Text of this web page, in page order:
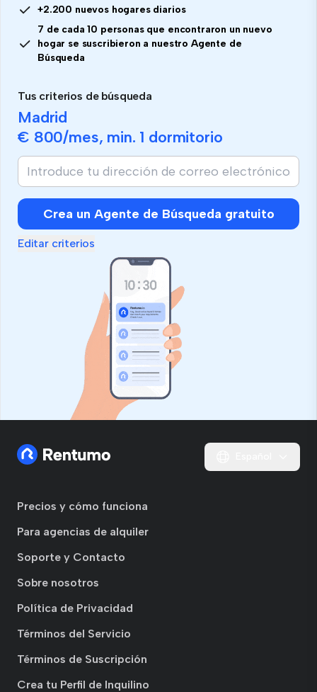
+2.200 nuevos hogares diarios
7 de cada 10 personas que encontraron un nuevo
hogar se suscribieron a nuestro Agente de
Búsqueda
Tus criterios de búsqueda
Madrid
€ 800/mes, min. 1 dormitorio
Crea un Agente de Búsqueda gratuito
Editar criterios
Precios y cómo funciona
Para agencias de alquiler
Soporte y Contacto
Sobre nosotros
Política de Privacidad
Términos del Servicio
Términos de Suscripción
Crea tu Perfil de Inquilino